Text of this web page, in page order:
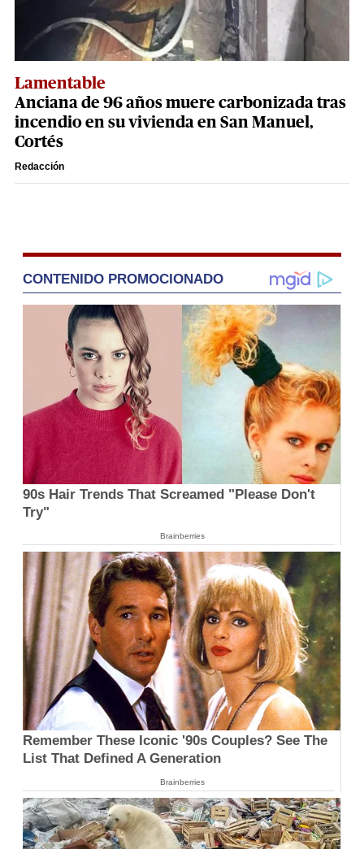
Lamentable
Anciana de 96 años muere carbonizada tras
incendio en su vivienda en San Manuel,
Cortés
Redacción
CONTENIDO PROMOCIONADO
90s Hair Trends That Screamed "Please Don't
Try"
Brainberries
Remember These Iconic '90s Couples? See The
List That Defined A Generation
Brainberries